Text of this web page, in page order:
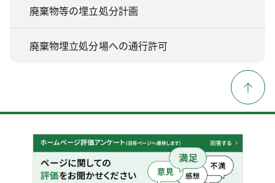
廃棄物等の埋立処分計画
廃棄物埋立処分場への通行許可